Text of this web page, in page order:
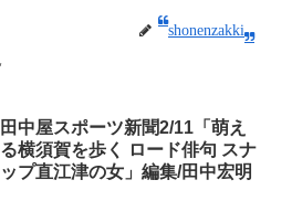
shonenzakki
田中屋スポーツ新聞2/11「萌え
る横須賀を歩く ロード俳句 スナ
ップ直江津の女」編集/田中宏明